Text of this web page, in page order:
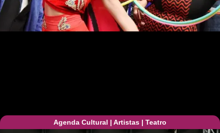
Agenda Cultural | Artistas | Teatro